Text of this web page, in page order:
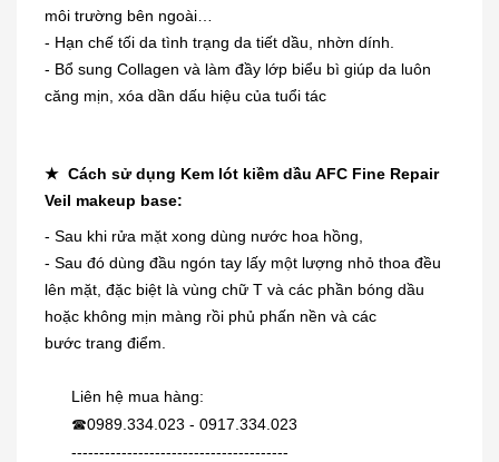
môi trường bên ngoài…
- Hạn chế tối da tình trạng da tiết dầu, nhờn dính.
- Bổ sung Collagen và làm đầy lớp biểu bì giúp da luôn
căng mịn, xóa dần dấu hiệu của tuổi tác
★ Cách sử dụng Kem lót kiềm dầu AFC Fine Repair
Veil makeup base:
- Sau khi rửa mặt xong dùng nước hoa hồng,
- Sau đó dùng đầu ngón tay lấy một lượng nhỏ thoa đều
lên mặt, đặc biệt là vùng chữ T và các phần bóng dầu
hoặc không mịn màng rồi phủ phấn nền và các
bước trang điểm.
Liên hệ mua hàng:
☎0989.334.023 - 0917.334.023
---------------------------------------
Dung dịch trị mụn cóc, mắt cá,
chai...
230.000₫
380.000₫